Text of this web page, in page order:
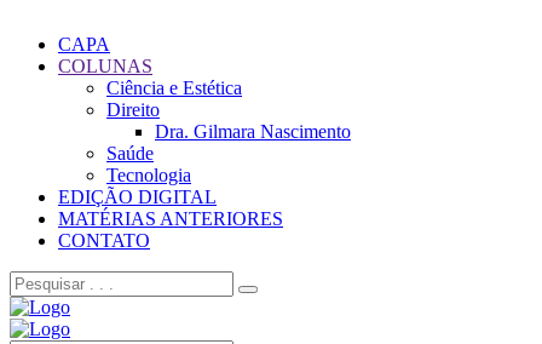
CAPA
COLUNAS
Ciência e Estética
Direito
Dra. Gilmara Nascimento
Saúde
Tecnologia
EDIÇÃO DIGITAL
MATÉRIAS ANTERIORES
CONTATO